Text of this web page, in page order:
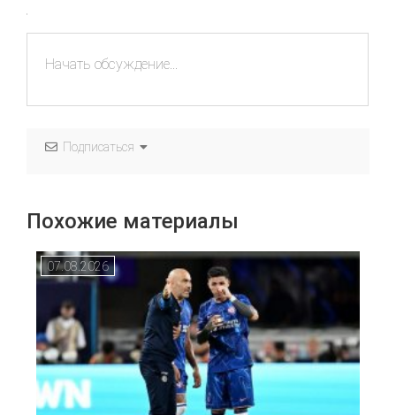
Подписаться
Похожие материалы
07.08.2026